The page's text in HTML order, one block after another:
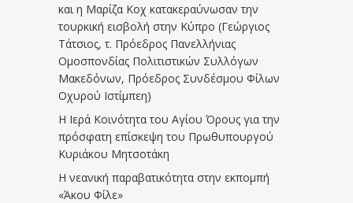
και η Μαρίζα Κοχ κατακεραύνωσαν την
τουρκική εισβολή στην Κύπρο (Γεώργιος
Τάτσιος, τ. Πρόεδρος Πανελλήνιας
Ομοσπονδίας Πολιτιστικών Συλλόγων
Μακεδόνων, Πρόεδρος Συνδέσμου Φίλων
Οχυρού Ιστίμπεη)
Η Ιερά Κοινότητα του Αγίου Όρους για την
πρόσφατη επίσκεψη του Πρωθυπουργού
Κυριάκου Μητσοτάκη
Η νεανική παραβατικότητα στην εκπομπή
«Άκου Φίλε»